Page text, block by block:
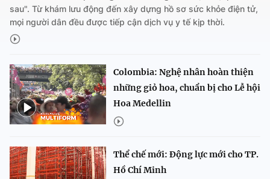
sau". Từ khám lưu động đến xây dựng hồ sơ sức khỏe điện tử,
mọi người dân đều được tiếp cận dịch vụ y tế kịp thời.
Colombia: Nghệ nhân hoàn thiện
những giỏ hoa, chuẩn bị cho Lễ hội
Hoa Medellin
Thể chế mới: Động lực mới cho TP.
Hồ Chí Minh